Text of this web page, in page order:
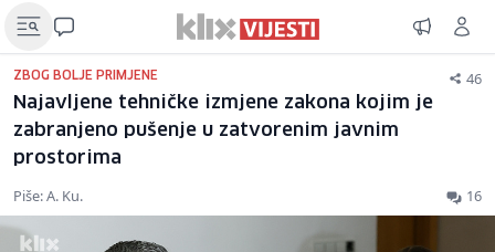
ZBOG BOLJE PRIMJENE 46
Najavljene tehničke izmjene zakona kojim je
zabranjeno pušenje u zatvorenim javnim
prostorima
Piše: A. Ku. 16